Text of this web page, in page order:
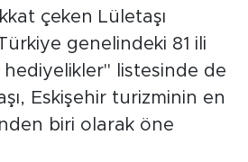
çeken Lületaşı
genelindeki 81 ili
listesinde de
Eskişehir turizminin en
biri olarak öne